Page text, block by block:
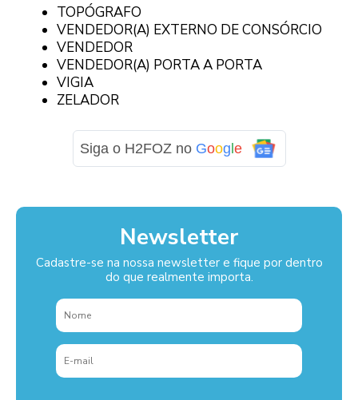
TOPÓGRAFO
VENDEDOR(A) EXTERNO DE CONSÓRCIO
VENDEDOR
VENDEDOR(A) PORTA A PORTA
VIGIA
ZELADOR
Siga o H2FOZ no Google
Newsletter
Cadastre-se na nossa newsletter e fique por dentro
do que realmente importa.